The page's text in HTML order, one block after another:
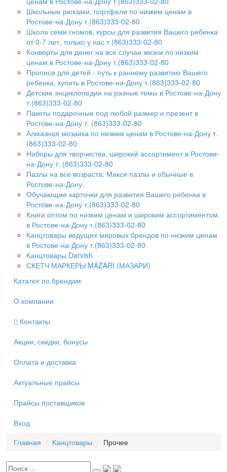
Школьные рюкзаки, портфели по низким ценам в
Ростове-на-Дону т.(863)333-02-80
Школа семи гномов, курсы для развития Вашего ребенка
от 0-7 лет, только у нас т.(863)333-02-80
Конверты для денег на все случаи жизни по низким
ценам в Ростове-на-Дону т.(863)333-02-80
Прописи для детей - путь к раннему развитию Вашего
ребенка, купить в Ростове-на-Дону т.(863)333-02-80
Детские энциклопедии на разные темы в Ростове-на-Дону
т.(863)333-02-80
Пакеты подарочные под любой размер и презент в
Ростове-на-Дону т. (863)333-02-80
Алмазная мозаика по низким ценам в Ростове-на-Дону т.
(863)333-02-80
Наборы для творчества, широкий ассортимент в Ростове-
на-Дону т. (863)333-02-80
Пазлы на все возраста. Макси пазлы и обычные в
Ростове-на-Дону.
Обучающие карточки для развития Вашего ребенка в
Ростове-на-Дону т.(863)333-02-80
Книги оптом по низким ценам и широким ассортиментом
в Ростове-на-Дону т.(863)333-02-80
Канцтовары ведущих мировых брендов по низким ценам
в Ростове-на-Дону т.(863)333-02-80
Канцтовары Darvish
СКЕТЧ МАРКЕРЫ MAZARI (МАЗАРИ)
Каталог по брендам
О компании
Контакты
Акции, скидки, бонусы
Оплата и доставка
Актуальные прайсы
Прайсы поставщиков
Вход
Главная
Канцтовары Прочее